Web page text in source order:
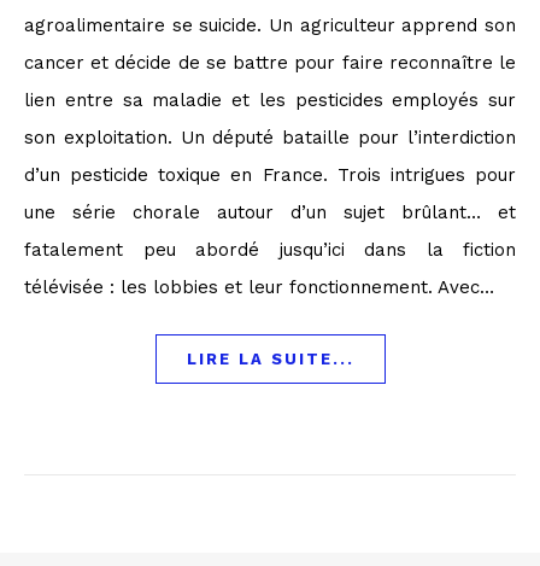
agroalimentaire se suicide. Un agriculteur apprend son
cancer et décide de se battre pour faire reconnaître le
lien entre sa maladie et les pesticides employés sur
son exploitation. Un député bataille pour l’interdiction
d’un pesticide toxique en France. Trois intrigues pour
une série chorale autour d’un sujet brûlant… et
fatalement peu abordé jusqu’ici dans la fiction
télévisée : les lobbies et leur fonctionnement. Avec…
LIRE LA SUITE...